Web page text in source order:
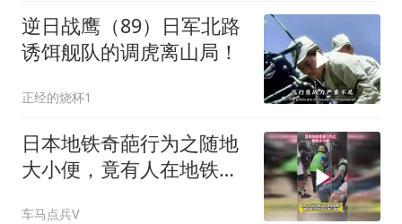
逆日战鹰（89）日军北路
诱饵舰队的调虎离山局！
正经的烧杯1
日本地铁奇葩行为之随地
大小便，竟有人在地铁座
车马点兵V